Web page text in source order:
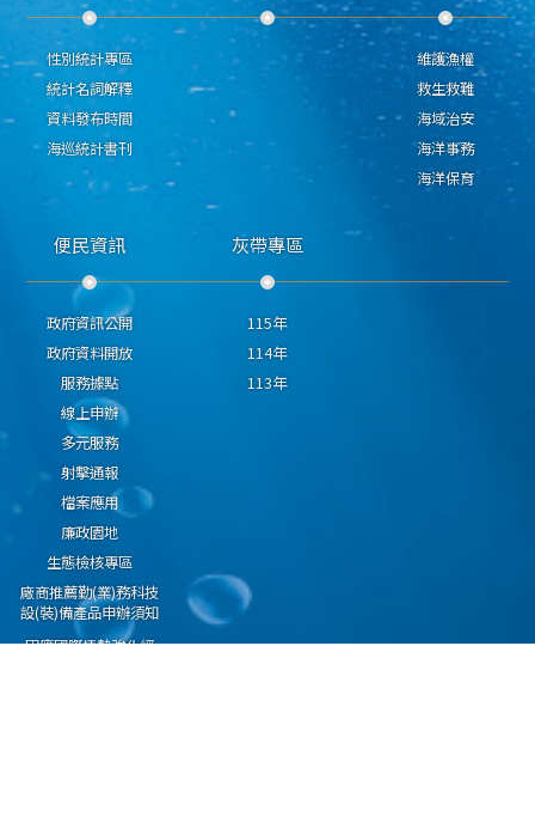
性別統計專區
統計名詞解釋
資料發布時間
海巡統計書刊
維護漁權
救生救難
海域治安
海洋事務
海洋保育
便民資訊
政府資訊公開
政府資料開放
服務據點
線上申辦
多元服務
射擊通報
檔案應用
廉政園地
生態檢核專區
廠商推薦勤(業)務科技
設(裝)備產品申辦須知
因應國際情勢強化經
灰帶專區
115年
114年
113年